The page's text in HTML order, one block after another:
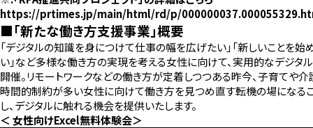
https://prtimes.jp/main/html/rd/p/
■「新たな働き方支援事業」概要
「デジタルの知識を身につけて仕事の幅を広げたい」「新しいことを始
い」など多様な働き方の実現を考える女性に向けて、実用的なデジタ
開催。リモートワークなどの働き方が定着しつつある昨今、子育てや
時間的制約が多い女性に向けて働き方を見つめ直す転機の場になる
し、デジタルに触れる機会を提供いたします。
＜ 女性向けExcel無料体験会＞